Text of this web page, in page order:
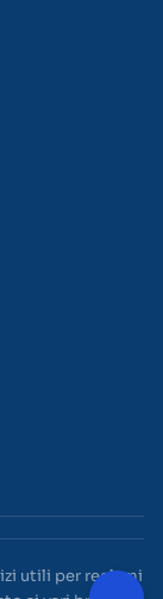
utili per reclami